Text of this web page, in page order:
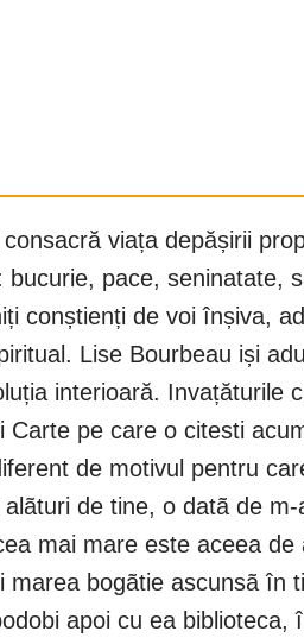
viața depășirii
pace, seninatate,
conștienți de voi înșiva,
Lise Bourbeau iși
interioară. Invațăturile
pe care o citesti
de motivul pentru
de tine, o datã de
mai mare este aceea de
bogãtie ascunsã în
apoi cu ea biblioteca,